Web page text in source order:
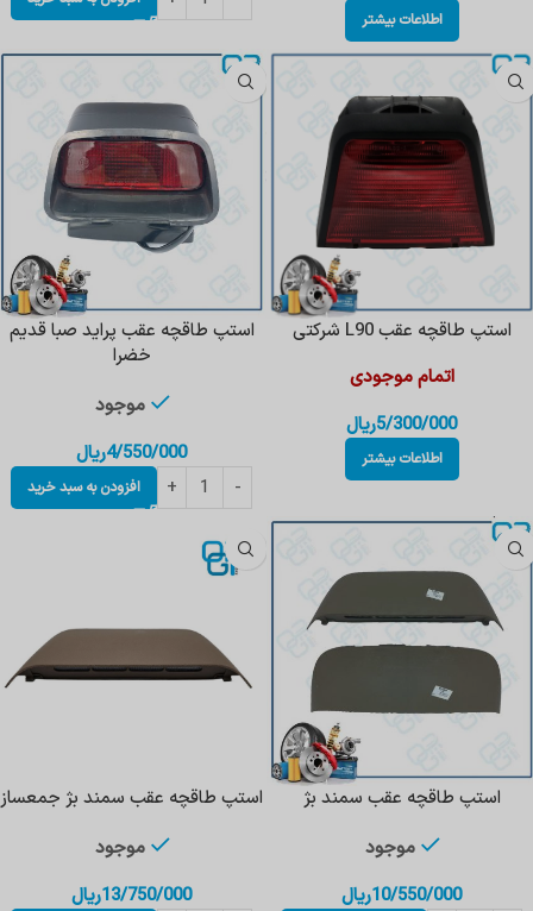
اطلاعات بیشتر
استپ طاقچه عقب L90 شرکتی
اتمام موجودی
5/300/000ریال
اطلاعات بیشتر
استپ طاقچه عقب پراید صبا قدیم
خضرا
موجود
4/550/000ریال
افزودن به سبد خرید
استپ طاقچه عقب سمند بژ
موجود
10/550/000ریال
استپ طاقچه عقب سمند بژ جمعساز
موجود
13/750/000ریال